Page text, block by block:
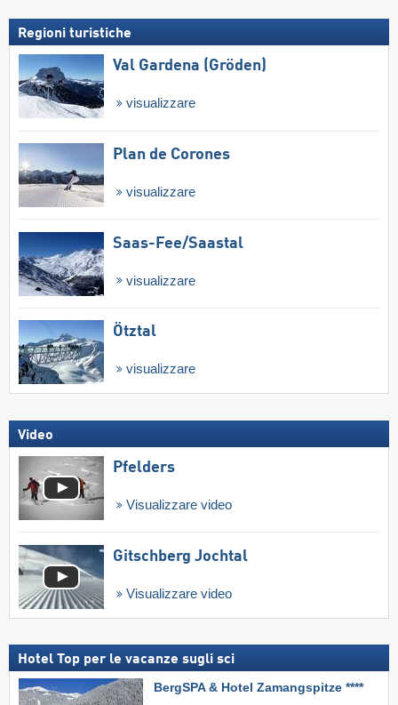
Regioni turistiche
Val Gardena (Gröden)
visualizzare
Plan de Corones
visualizzare
Saas-Fee/​Saastal
visualizzare
Ötztal
visualizzare
Video
Pfelders
Visualizzare video
Gitschberg Jochtal
Visualizzare video
Hotel Top per le vacanze sugli sci
BergSPA & Hotel Zamangspitze ****